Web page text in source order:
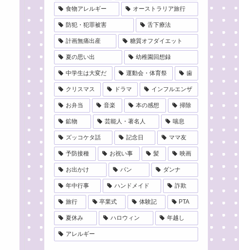
食物アレルギー オーストラリア旅行
防犯・犯罪被害 舌下療法
計画無痛出産 糖質オフダイエット
夏の思い出 幼稚園回想録
中学生は大変だ 運動会・体育祭 歯
クリスマス ドラマ インフルエンザ
お弁当 音楽 本の感想 掃除
鉱物 芸能人・著名人 喘息
ズッコケタ話 記念日 ママ友
予防接種 お祝い事 髪 映画
お出かけ パン ダンナ
年中行事 ハンドメイド 詐欺
旅行 卒業式 体験記 PTA
夏休み ハロウィン 年越し
アレルギー